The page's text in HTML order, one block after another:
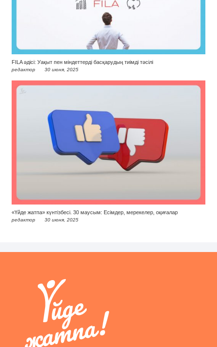
FILA әдісі: Уақыт пен міндеттерді басқарудың тиімді тәсілі
редактор 30 июня, 2025
«Үйде жатпа» күнтізбесі. 30 маусым: Есімдер, мерекелер, оқиғалар
редактор 30 июня, 2025